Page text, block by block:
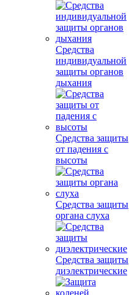
Средства
индивидуальной
защиты органов
дыхания
Средства защиты
от падения с
высоты
Средства защиты
органа слуха
Средства защиты
диэлектрические